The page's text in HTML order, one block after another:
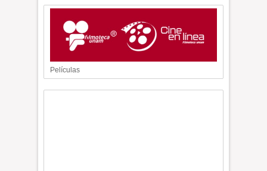
Películas